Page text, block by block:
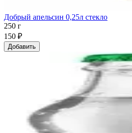
Добрый апельсин 0,25л стекло
250 г
150 ₽
Добавить